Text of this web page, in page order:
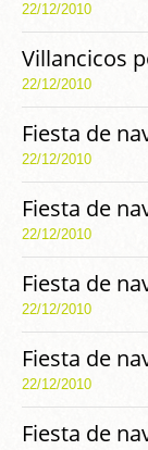
22/12/2010
Villancicos
22/12/2010
Fiesta de
22/12/2010
Fiesta de
22/12/2010
Fiesta de
22/12/2010
Fiesta de
22/12/2010
Fiesta de